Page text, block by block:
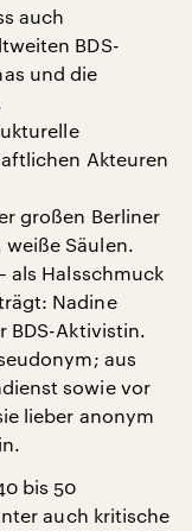
auch
BDS-
und die
Akteuren
großen Berliner
Säulen.
als Halsschmuck
Nadine
BDS-Aktivistin.
aus
sowie vor
lieber anonym
bis 50
auch kritische